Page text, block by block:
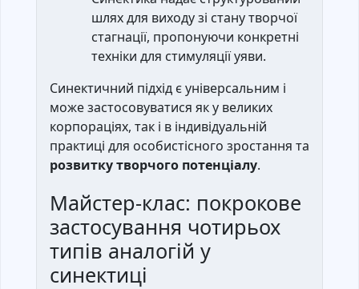
шлях для виходу зі стану творчої
стагнації, пропонуючи конкретні
техніки для стимуляції уяви.
Синектичний підхід є універсальним і
може застосовуватися як у великих
корпораціях, так і в індивідуальній
практиці для особистісного зростання та
розвитку творчого потенціалу.
Майстер-клас: покрокове
застосування чотирьох
типів аналогій у
синектиці